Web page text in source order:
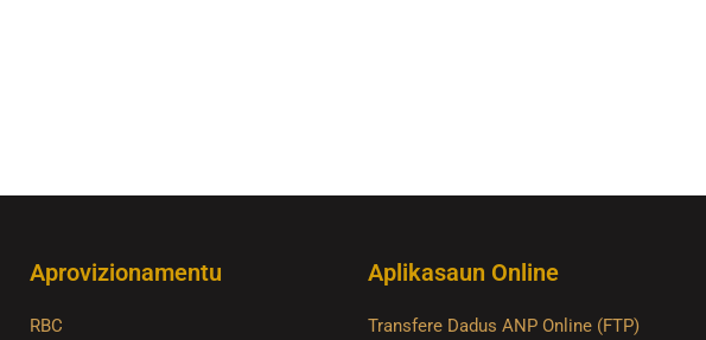
Aprovizionamentu
RBC
Aplikasaun Online
Transfere Dadus ANP Online (FTP)